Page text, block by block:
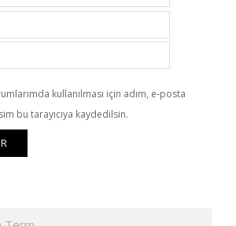
kullanılması için adım, e-posta
bu tarayıcıya kaydedilsin.